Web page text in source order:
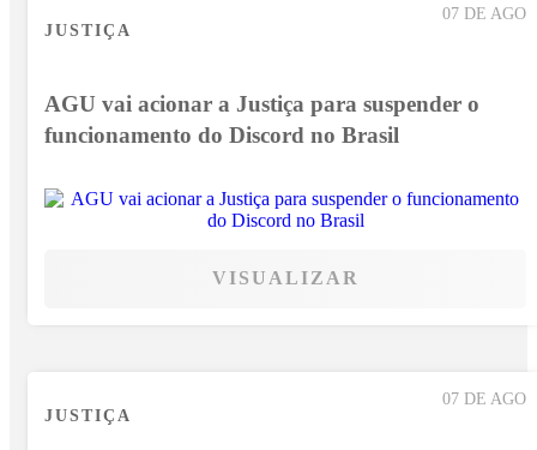
07 DE AGO
JUSTIÇA
AGU vai acionar a Justiça para suspender o
funcionamento do Discord no Brasil
VISUALIZAR
07 DE AGO
JUSTIÇA